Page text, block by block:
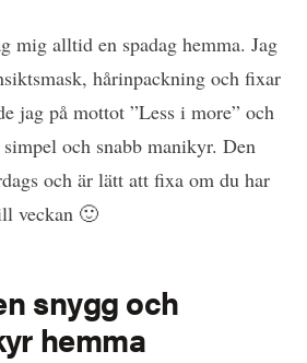
mig alltid en spadag hemma. Jag
hårinpackning och fixar
jag på mottot ”Less i more” och
och snabb manikyr. Den
och är lätt att fixa om du har
veckan 🙂
snygg och
hemma